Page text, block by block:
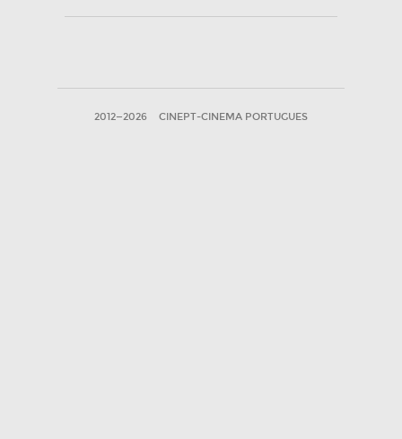
2012—2026 CINEPT-CINEMA PORTUGUES